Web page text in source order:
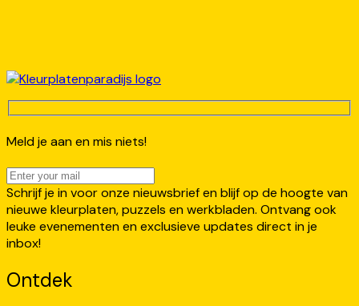
Meld je aan en mis niets!
Schrijf je in voor onze nieuwsbrief en blijf op de hoogte van
nieuwe kleurplaten, puzzels en werkbladen. Ontvang ook
leuke evenementen en exclusieve updates direct in je
inbox!
Ontdek